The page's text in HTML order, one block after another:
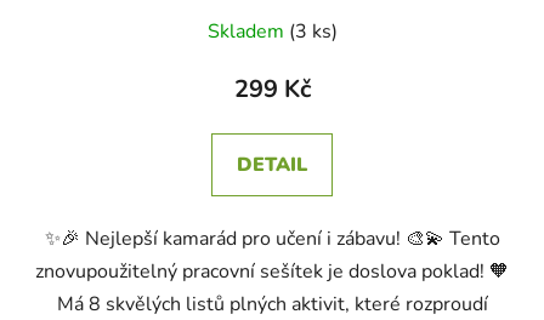
Skladem (3 ks)
299 Kč
DETAIL
✨🎉 Nejlepší kamarád pro učení i zábavu! 🎨💫 Tento
znovupoužitelný pracovní sešítek je doslova poklad! 🧡
Má 8 skvělých listů plných aktivit, které rozproudí